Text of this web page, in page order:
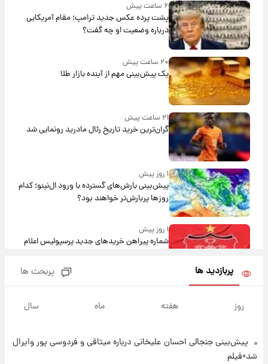
۶ ساعت پیش
پشت پرده عکس جدید ترامپ؛ مقام آمریکایی
درباره وضعیت او چه گفت؟
۲۰ ساعت پیش
یک پیش‌بینی مهم از آینده بازار طلا
۲۱ ساعت پیش
گران‌ترین خرید تاریخ رئال مادرید رونمایی شد
۱ روز پیش
پیش‌بینی بارش‌های گسترده با ورود ال‌نینو؛ کدام
روزها پربارش‌تر خواهند بود؟
۱ روز پیش
شماره پیراهن خریدهای جدید پرسپولیس اعلام
شد+فیلم
۱ روز پیش
پربازدید ها پربحث ها
روز هفته ماه سال
پیش‌بینی جنجالی احسان علیخانی درباره میثاقی و فردوسی پور وایرال
شد+فیلم